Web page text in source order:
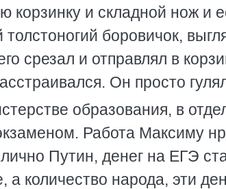
корзинку и складной нож и
толстоногий боровичок,
срезал и отправлял в
Он просто
образования, в
Работа Максиму
Путин, денег на ЕГЭ
количество народа, эти